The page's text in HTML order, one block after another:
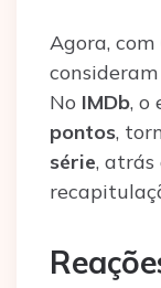
Agora, com
No IMDb, o
pontos,
série, atrás